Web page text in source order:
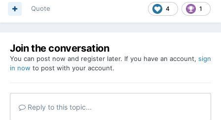
4 1
Quote
Join the conversation
You can post now and register later. If you have an account, sign
in now to post with your account.
Reply to this topic...